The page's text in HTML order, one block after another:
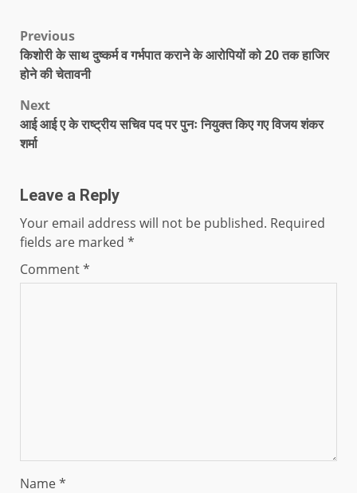
Previous
किशोरी के साथ दुष्कर्म व गर्भपात कराने के आरोपियों को 20 तक हाजिर
होने की चेतावनी
Next
आई आई ए के राष्ट्रीय सचिव पद पर पुनः नियुक्त किए गए विजय शंकर
शर्मा
Leave a Reply
Your email address will not be published. Required
fields are marked *
Comment*
Name*